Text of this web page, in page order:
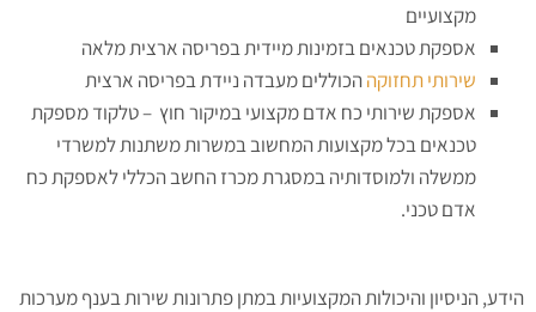
מקצועיים
אספקת טכנאים בזמינות מיידית בפריסה ארצית מלאה
שירותי תחזוקההכוללים מעבדה ניידת בפריסה ארצית
אספקת שירותי כח אדם מקצועי במיקור חוץ – טלקוד מספקת
טכנאים בכל מקצועות המחשוב במשרות משתנות למשרדי
ממשלה ולמוסדותיה במסגרת מכרז החשב הכללי לאספקת כח
אדם טכני.
הידע, הניסיון והיכולות המקצועיות במתן פתרונות שירות בענף מערכות